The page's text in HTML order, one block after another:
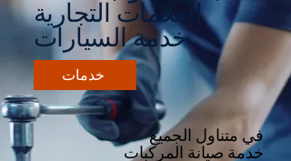
العلامات التجارية
خدمة السيارات
خدمات
في متناول الجميع
خدمة صيانة المركبات